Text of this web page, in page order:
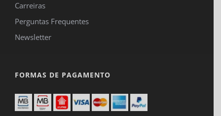
Carreiras
Perguntas Frequentes
Newsletter
FORMAS DE PAGAMENTO